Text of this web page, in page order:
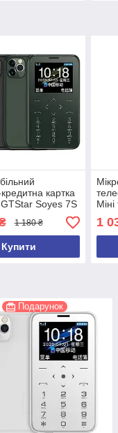
картка
Soyes 7S
1 180 ₴
Купити
mini
1
Подарунок